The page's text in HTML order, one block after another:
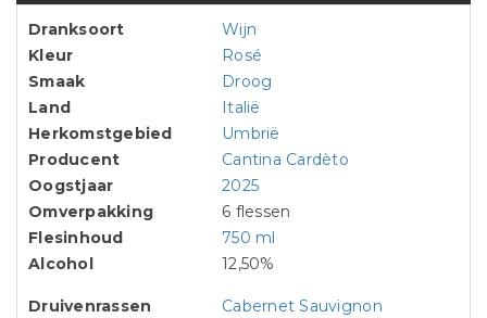
Dranksoort
Wijn
Kleur
Rosé
Smaak
Droog
Land
Italië
Herkomstgebied
Umbrië
Producent
Cantina Cardèto
Oogstjaar
2025
Omverpakking
6 flessen
Flesinhoud
750 ml
Alcohol
12,50%
Druivenrassen Cabernet Sauvignon